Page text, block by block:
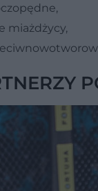
miażdżycy,